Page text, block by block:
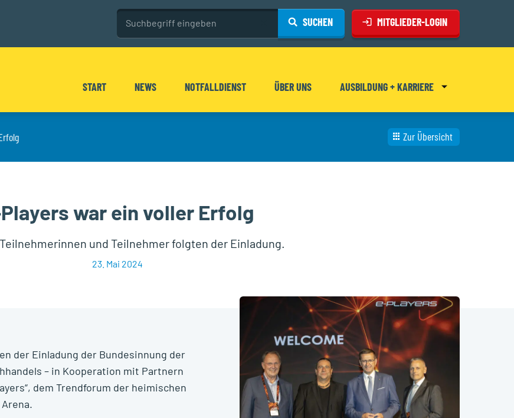
Seitenweite Suche
Diese Website durchsuchen
Eingabe löschen
SUCHEN MITGLIEDER-LOGIN
START NEWS NOTFALLDIENST ÜBER UNS AUSBILDUNG + KARRIERE UNTERMENÜ FÜR
Erfolg Zur Übersicht
war ein voller Erfolg
und Teilnehmer folgten der Einladung.
23. Mai 2024
der Einladung der Bundesinnung der
– in Kooperation mit Partnern
dem Trendforum der heimischen